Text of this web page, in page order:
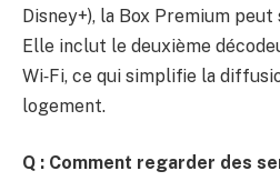
Disney+), la Box Premium peut
Elle inclut le deuxième
Wi‑Fi, ce qui simplifie la
logement.
Q : Comment regarder des